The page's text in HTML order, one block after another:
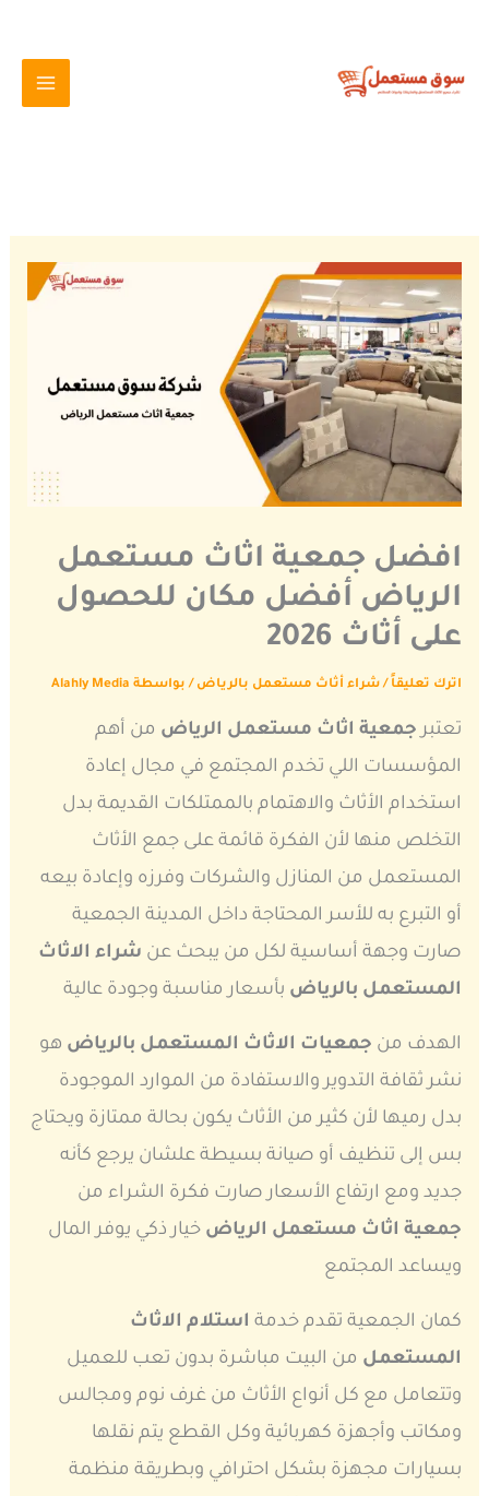
المحتوى
افضل جمعية اثاث مستعمل
الرياض أفضل مكان للحصول
على أثاث 2026
اترك تعليقاً /شراء أثاث مستعمل بالرياض / بواسطة Alahly Media
تعتبرجمعية اثاث مستعمل الرياض من أهم
المؤسسات اللي تخدم المجتمع في مجال إعادة
استخدام الأثاث والاهتمام بالممتلكات القديمة بدل
التخلص منها لأن الفكرة قائمة على جمع الأثاث
المستعمل من المنازل والشركات وفرزه وإعادة بيعه
أو التبرع به للأسر المحتاجة داخل المدينة الجمعية
صارت وجهة أساسية لكل من يبحث عن شراء الاثاث
المستعمل بالرياض بأسعار مناسبة وجودة عالية
الهدف من جمعيات الاثاث المستعمل بالرياض هو
نشر ثقافة التدوير والاستفادة من الموارد الموجودة
بدل رميها لأن كثير من الأثاث يكون بحالة ممتازة ويحتاج
بس إلى تنظيف أو صيانة بسيطة علشان يرجع كأنه
جديد ومع ارتفاع الأسعار صارت فكرة الشراء من
جمعية اثاث مستعمل الرياض خيار ذكي يوفر المال
ويساعد المجتمع
كمان الجمعية تقدم خدمة استلام الاثاث
المستعمل من البيت مباشرة بدون تعب للعميل
وتتعامل مع كل أنواع الأثاث من غرف نوم ومجالس
ومكاتب وأجهزة كهربائية وكل القطع يتم نقلها
بسيارات مجهزة بشكل احترافي وبطريقة منظمة